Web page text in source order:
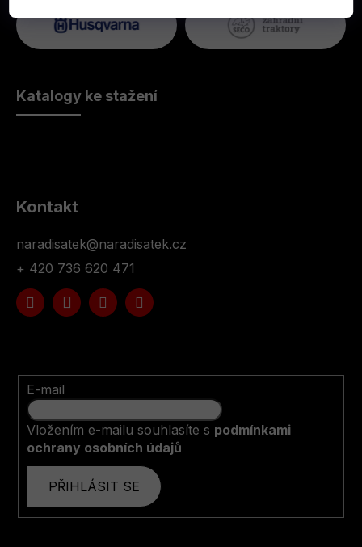
Katalogy ke stažení
Kontakt
naradisatek@naradisatek.cz
+ 420 736 620 471
E-mail
Vložením e-mailu souhlasíte s podmínkami
ochrany osobních údajů
PŘIHLÁSIT SE